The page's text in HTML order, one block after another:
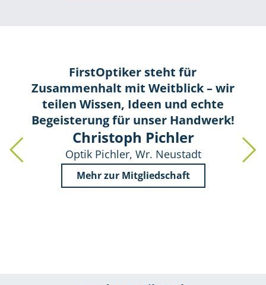
FirstOptiker steht für
Zusammenhalt mit Weitblick – wir
teilen Wissen, Ideen und echte
Begeisterung für unser Handwerk!
Christoph Pichler
Optik Pichler, Wr. Neustadt
Mehr zur Mitgliedschaft